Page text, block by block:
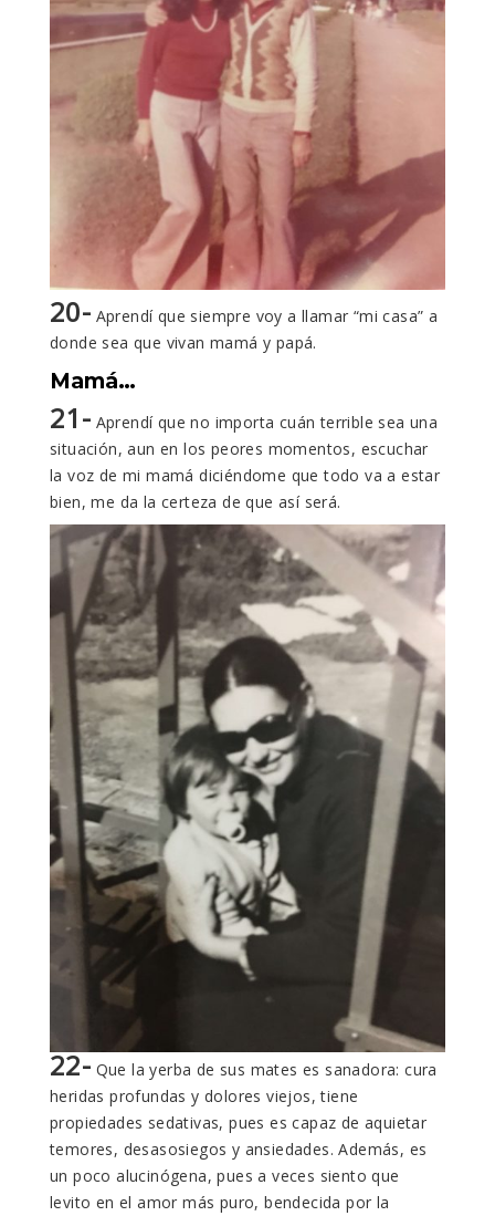
20- Aprendí que siempre voy a llamar “mi casa” a
donde sea que vivan mamá y papá.
Mamá…
21- Aprendí que no importa cuán terrible sea una
situación, aun en los peores momentos, escuchar
la voz de mi mamá diciéndome que todo va a estar
bien, me da la certeza de que así será.
22- Que la yerba de sus mates es sanadora: cura
heridas profundas y dolores viejos, tiene
propiedades sedativas, pues es capaz de aquietar
temores, desasosiegos y ansiedades. Además, es
un poco alucinógena, pues a veces siento que
levito en el amor más puro, bendecida por la